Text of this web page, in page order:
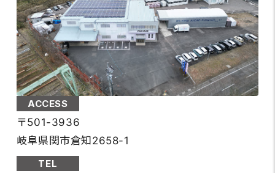
ACCESS
〒501-3936
岐阜県関市倉知2658-1
TEL